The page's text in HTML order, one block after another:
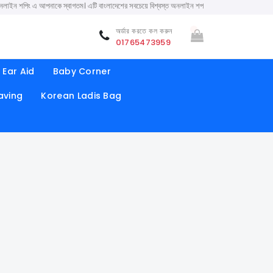
এ আপনাকে স্বাগতম। এটি বাংলাদেশের সবচেয়ে বিশ্বস্ত অনলাইন শপ। সারা বাংলাদেশে ক্যাশ অন
অর্ডার করতে কল করুন
01765473959
Ear Aid
Baby Corner
Korean Ladis Bag